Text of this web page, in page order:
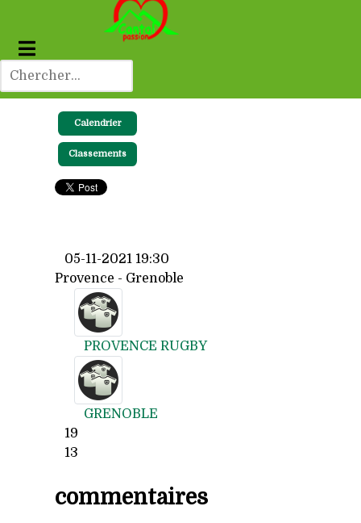
Calendrier
Classements
05-11-2021 19:30
Provence - Grenoble
PROVENCE RUGBY
GRENOBLE
19
13
commentaires